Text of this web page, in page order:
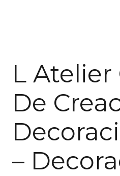
L Atelier
De
–